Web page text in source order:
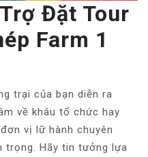
Đặt Tour
Farm 1
trại của bạn diễn ra
về khâu tổ chức hay
vị lữ hành chuyên
trọng. Hãy tin tưởng lựa